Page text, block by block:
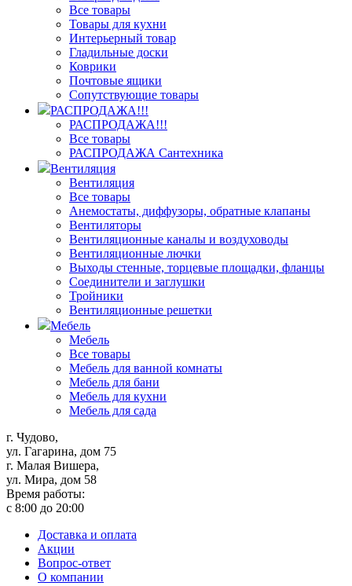
Все товары
Товары для кухни
Интерьерный товар
Гладильные доски
Коврики
Почтовые ящики
Сопутствующие товары
РАСПРОДАЖА!!!
РАСПРОДАЖА!!!
Все товары
РАСПРОДАЖА Сантехника
Вентиляция
Вентиляция
Все товары
Анемостаты, диффузоры, обратные клапаны
Вентиляторы
Вентиляционные каналы и воздуховоды
Вентиляционные лючки
Выходы стенные, торцевые площадки, фланцы
Соединители и заглушки
Тройники
Вентиляционные решетки
Мебель
Мебель
Все товары
Мебель для ванной комнаты
Мебель для бани
Мебель для кухни
Мебель для сада
г. Чудово,
ул. Гагарина, дом 75
г. Малая Вишера,
ул. Мира, дом 58
Время работы:
с 8:00 до 20:00
Доставка и оплата
Акции
Вопрос-ответ
О компании